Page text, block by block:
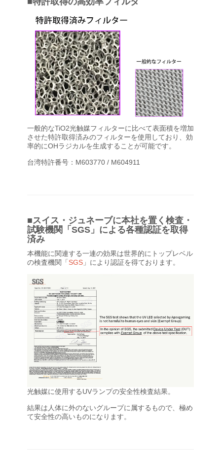
一般的なTiO2光触媒フィルターに比べて表面積を増加
させた特許取得済みのフィルターを使用しており、効
率的にOHラジカルを生成することが可能です。
台湾特許番号：M603770 / M604911
■スイス・ジュネーブに本社を置く検査・
試験機関「SGS」による各種認証を取得
済み
本機能に関連する一連の効果は世界的にトップレベル
の検査機関「 SGS 」により認証を得ております。
光触媒に使用するUVランプの安全性検査結果。
結果は人体に外のないグループに属するもので、極め
て安全性の高いものになります。